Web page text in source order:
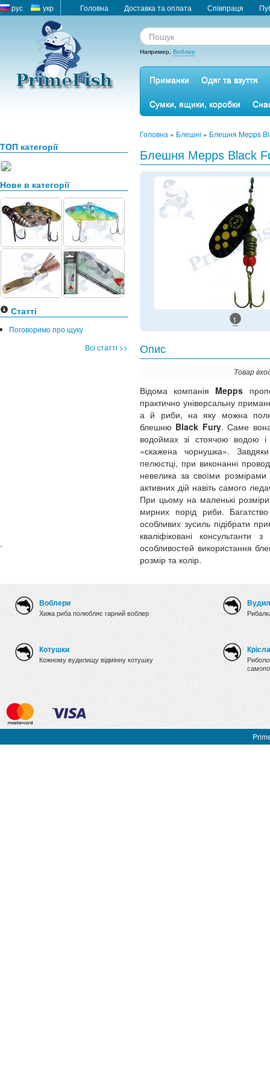
рус укр Головна Доставка та оплата Співпраця
Например, Воблер
Приманки
Одяг та взуття
Сумки, ящики, коробки
ТОП категорії
Нове в категорії
Статті
Поговоримо про щуку
Всі статті >>
.
Головна » Блешні » Блешня Mepps
Блешня Mepps Black
1
Опис
Товар
Відома компанія Mepps
практично універсальну
а й риби, на яку можна
блешню Black Fury. Саме вона
водоймах зі стоячою водою
«скажена чорнушка».
пелюстці, при виконанні
невелика за своїми
активних дій навіть самого
При цьому на маленькі
мирних порід риби.
особливих зусиль підібрати
кваліфіковані
особливостей використання
розмір та колір.
Воблери
Хижа риба полюбляє гарний воблер
Котушки
Кожному вудилищу відмінну котушку